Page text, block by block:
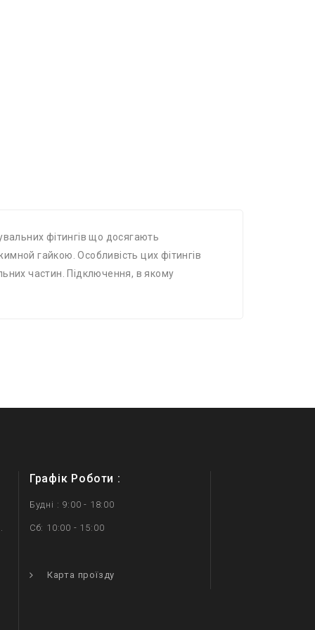
фітингів що досягають
гайкою. Особливість цих фітингів
частин. Підключення, в якому
Графік Роботи :
Будні : 9:00 - 18:00
Сб: 10:00 - 15:00
Карта проїзду